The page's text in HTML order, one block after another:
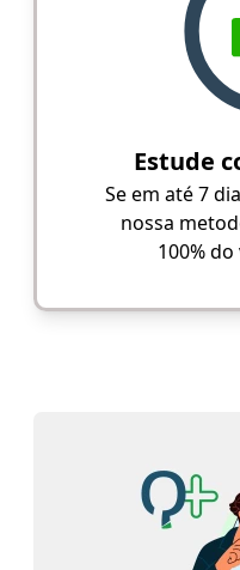
Estude
Se em até 7
nossa
100%